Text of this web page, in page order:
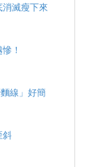
滅瘦下來
！
線」好簡
斜